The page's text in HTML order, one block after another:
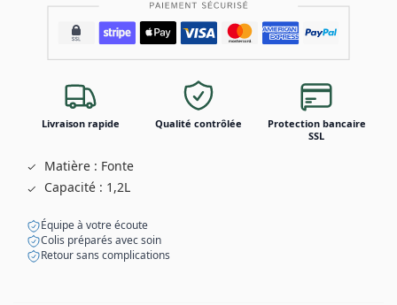
Livraison rapide Qualité contrôlée
Protection bancaire
SSL
Matière : Fonte
Capacité : 1,2L
Équipe à votre écoute
Colis préparés avec soin
Retour sans complications